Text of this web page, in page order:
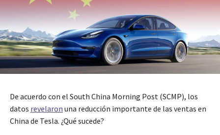
De acuerdo con el South China Morning Post (SCMP), los
datos revelaron una reducción importante de las ventas en
China de Tesla. ¿Qué sucede?